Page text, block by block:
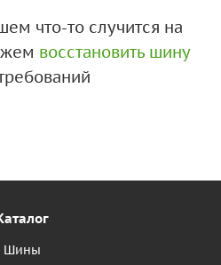
что-то случится на
восстановить шину
Шины